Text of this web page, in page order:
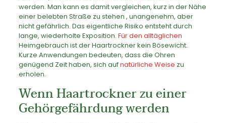
werden. Man kann es damit vergleichen, kurz in der Nähe
einer belebten Straße zu stehen , unangenehm, aber
nicht gefährlich. Das eigentliche Risiko entsteht durch
lange, wiederholte Exposition. Für den alltäglichen
Heimgebrauch ist der Haartrockner kein Bösewicht.
Kurze Anwendungen bedeuten, dass die Ohren
genügend Zeit haben, sich aufnatürliche Weise zu
erholen.
Wenn Haartrockner zu einer
Gehörgefährdung werden